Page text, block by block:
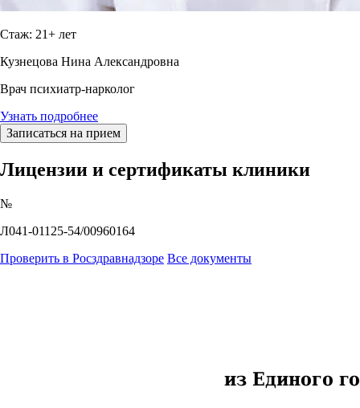
Стаж: 21+ лет
Кузнецова Нина Александровна
Врач психиатр-нарколог
Узнать подробнее
Записаться на прием
Лицензии и сертификаты клиники
№
Л041-01125-54/00960164
Проверить в Росздравнадзоре Все документы